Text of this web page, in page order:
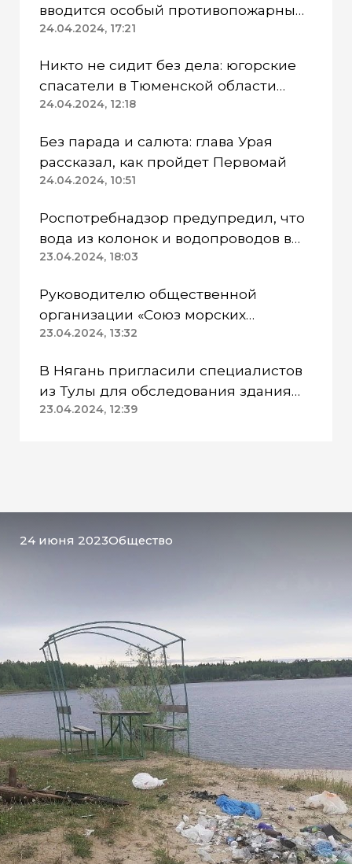
вводится особый противопожарный
режим
24.04.2024, 17:21
Никто не сидит без дела: югорские
спасатели в Тюменской области
работают в две смены
24.04.2024, 12:18
Без парада и салюта: глава Урая
рассказал, как пройдет Первомай
24.04.2024, 10:51
Роспотребнадзор предупредил, что
вода из колонок и водопроводов в
Казанском районе непригодна для
23.04.2024, 18:03
Руководителю общественной
организации «Союз морских
пехотинцев» Югры вынесли
23.04.2024, 13:32
В Нягань пригласили специалистов
из Тулы для обследования здания
ДК «Геолог»
23.04.2024, 12:39
24 июня 2023Общество